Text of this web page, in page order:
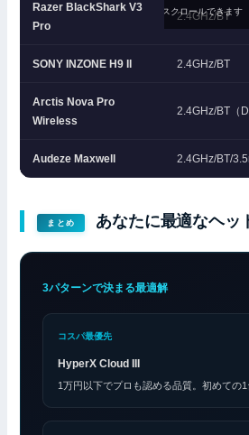
Razer BlackShark V3
Pro
2.4GHz/BT
SONY INZONE H9 II 2.4GHz/BT
Arctis Nova Pro
Wireless
2.4GHz/BT（
Audeze Maxwell 2.4GHz/BT/
スクロールできます
まとめ あなたに最適なヘッ
3パターンで決まる最適解
コスパ最優先
HyperX Cloud III
1万円以下でプロも認める品質。初めての1